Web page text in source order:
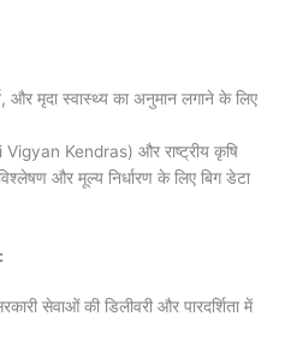
और मृदा स्वास्थ्य का अनुमान लगाने के लिए
Vigyan Kendras) और राष्ट्रीय कृषि
और मूल्य निर्धारण के लिए बिग डेटा
सेवाओं की डिलीवरी और पारदर्शिता में